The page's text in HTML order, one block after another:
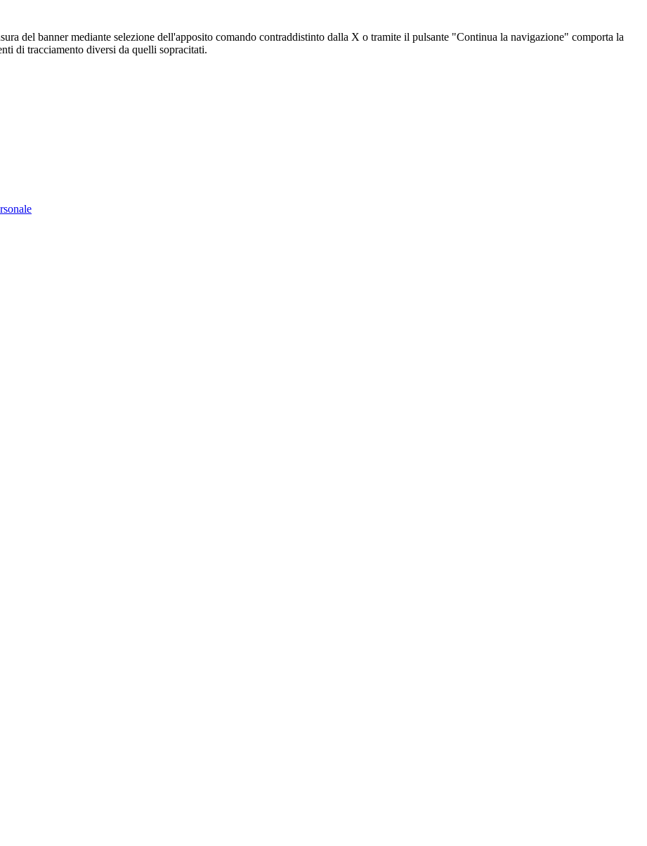
del banner mediante selezione dell'apposito comando contraddistinto dalla X o tramite il pulsante "Continua la navigazione" comporta la
di tracciamento diversi da quelli sopracitati.